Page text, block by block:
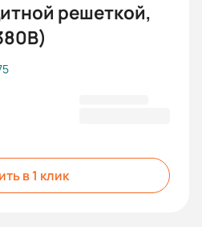
решеткой,
в 1 клик